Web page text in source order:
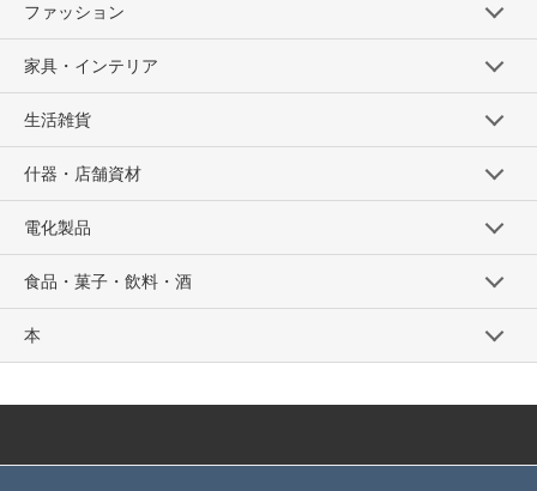
ファッション
家具・インテリア
生活雑貨
什器・店舗資材
電化製品
食品・菓子・飲料・酒
本